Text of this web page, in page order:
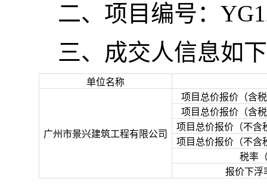
二、 项目编号：
三、 成交人信息如下
单位名称
广州市景兴建筑工程有限公司
项目总价报价（含
项目总价报价（含
项目总价报价（不含
项目总价报价（不含
税率
报价下浮